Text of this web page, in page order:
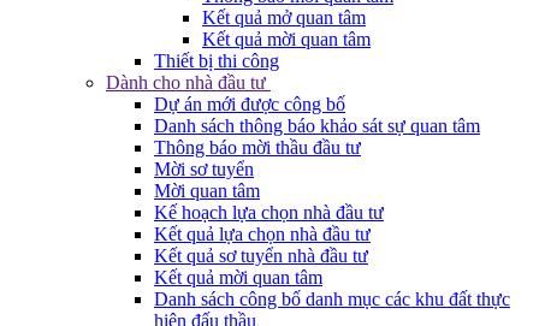
Kết quả mở quan tâm
Kết quả mời quan tâm
Thiết bị thi công
Dành cho nhà đầu tư
Dự án mới được công bố
Danh sách thông báo khảo sát sự quan tâm
Thông báo mời thầu đầu tư
Mời sơ tuyển
Mời quan tâm
Kế hoạch lựa chọn nhà đầu tư
Kết quả lựa chọn nhà đầu tư
Kết quả sơ tuyển nhà đầu tư
Kết quả mời quan tâm
Danh sách công bố danh mục các khu đất thực
hiện đấu thầu